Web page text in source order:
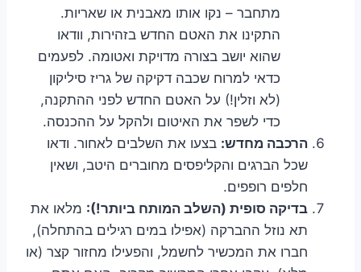
מתחבר – נקו אותו מאבנית או שאריות.
התקינו את האטם החדש בזהירות, וודאו
שהוא יושב בצורה מדויקת ואטומה. לפעמים
כדאי למרוח שכבה דקיקה של גריז סיליקון
(לא וזלין!) על האטם החדש לפני ההתקנה,
כדי לשפר את האיטום ולהקל על ההכנסה.
הרכבה מחדש: בצעו את השלבים לאחור. ודאו
שכל הברגים והקליפסים מחוברים היטב, ושאין
חלפים רופפים.
בדיקה סופית (השלב המותח ביותר!): מלאו את
תא נוזל ההברקה (אפילו במים רגילים בהתחלה),
חברו את המכשיר לחשמל, והפעילו מחזור קצר (או